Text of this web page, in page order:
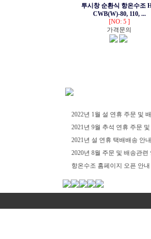
투시창 순환식 항온수조
CWB(W)-80, 110, ...
[NO: 5 ]
가격문의
2022년 1월 설 연휴 주문 및
2021년 9월 추석 연휴 주문 및
2021년 설 연휴 택배배송 안
2020년 8월 주문 및 배송관련
항온수조 홈페이지 오픈 안내